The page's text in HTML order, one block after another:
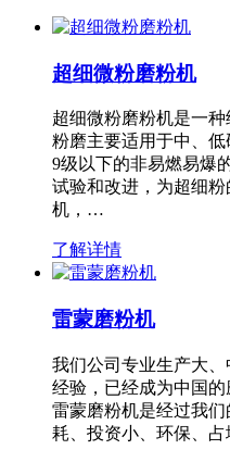
超细微粉磨粉机
超细微粉磨粉机是一
粉磨主要适用于中、
9级以下的非易燃易爆
试验和改进，为超细
机，…
了解详情
雷蒙磨粉机
我们公司专业生产大
经验，已经成为中国
雷蒙磨粉机是经过我
耗、投资小、环保、